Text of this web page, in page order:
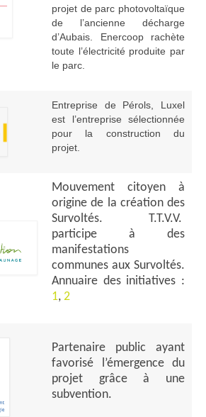
projet de parc photovoltaïque
de l’ancienne décharge
d’Aubais. Enercoop rachète
toute l’électricité produite par
le parc.
Entreprise de Pérols, Luxel
est l’entreprise sélectionnée
pour la construction du
projet.
Mouvement citoyen à
origine de la création des
Survoltés. T.T.V.V.
participe à des
manifestations
communes aux Survoltés.
Annuaire des initiatives :
1, 2
Partenaire public ayant
favorisé l’émergence du
projet grâce à une
subvention.